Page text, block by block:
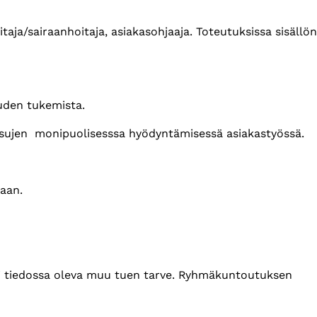
sairaanhoitaja, asiakasohjaaja. Toteutuksissa sisällön
tukemista.
monipuolisesssa hyödyntämisessä asiakastyössä.
oleva muu tuen tarve. Ryhmäkuntoutuksen